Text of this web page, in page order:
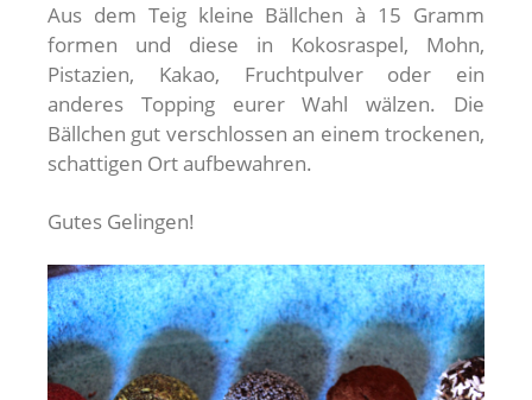
Aus dem Teig kleine Bällchen à 15 Gramm
formen und diese in Kokosraspel, Mohn,
Pistazien, Kakao, Fruchtpulver oder ein
anderes Topping eurer Wahl wälzen. Die
Bällchen gut verschlossen an einem trockenen,
schattigen Ort aufbewahren.
Gutes Gelingen!